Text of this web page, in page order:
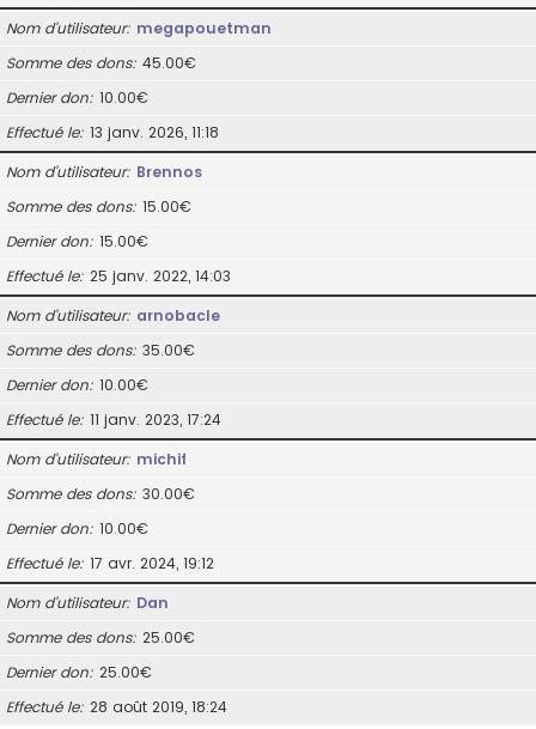
Nom d’utilisateur megapouetman
Somme des dons 45.00€
Dernier don 10.00€
Effectué le 13 janv. 2026, 11:18
Nom d’utilisateur Brennos
Somme des dons 15.00€
Dernier don 15.00€
Effectué le 25 janv. 2022, 14:03
Nom d’utilisateur arnobacle
Somme des dons 35.00€
Dernier don 10.00€
Effectué le 11 janv. 2023, 17:24
Nom d’utilisateur michif
Somme des dons 30.00€
Dernier don 10.00€
Effectué le 17 avr. 2024, 19:12
Nom d’utilisateur Dan
Somme des dons 25.00€
Dernier don 25.00€
Effectué le 28 août 2019, 18:24